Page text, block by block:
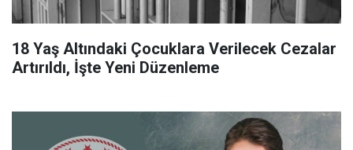
18 Yaş Altındaki Çocuklara Verilecek Cezalar
Artırıldı, İşte Yeni Düzenleme